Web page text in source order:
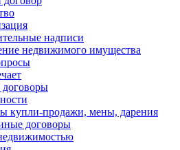
надписи
недвижимого имущества
купли-продажи, мены, дарения
договоры